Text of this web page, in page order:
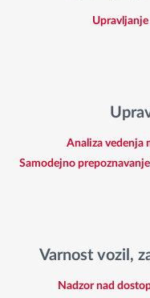
Analiza vedenja
Samodejno
Varnost vozil,
Nadzor nad